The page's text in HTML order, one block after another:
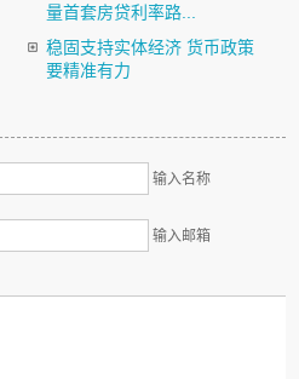
量首套房贷利率路...
稳固支持实体经济 货币政策
要精准有力
输入名称
输入邮箱